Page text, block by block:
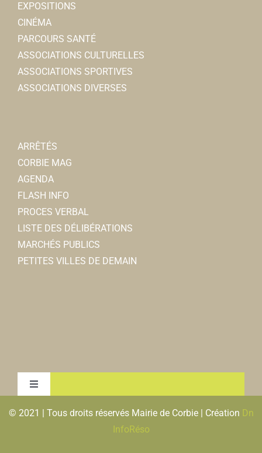
EXPOSITIONS
CINÉMA
PARCOURS SANTÉ
ASSOCIATIONS CULTURELLES
ASSOCIATIONS SPORTIVES
ASSOCIATIONS DIVERSES
ARRÊTÉS
CORBIE MAG
AGENDA
FLASH INFO
PROCES VERBAL
LISTE DES DÉLIBÉRATIONS
MARCHÉS PUBLICS
PETITES VILLES DE DEMAIN
Toggle
MENTIONS LEGALES & RGPD
© 2021 | Tous droits réservés Mairie de Corbie | Création Dn
InfoRéso